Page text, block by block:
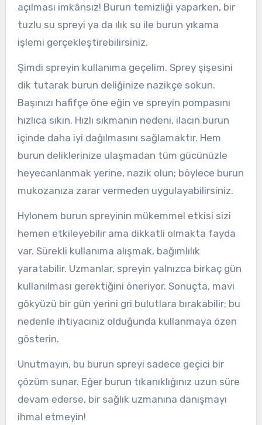
açılması imkânsız! Burun temizliği yaparken, bir
tuzlu su spreyi ya da ılık su ile burun yıkama
işlemi gerçekleştirebilirsiniz.
Şimdi spreyin kullanıma geçelim. Sprey şişesini
dik tutarak burun deliğinize nazikçe sokun.
Başınızı hafifçe öne eğin ve spreyin pompasını
hızlıca sıkın. Hızlı sıkmanın nedeni, ilacın burun
içinde daha iyi dağılmasını sağlamaktır. Hem
burun deliklerinize ulaşmadan tüm gücünüzle
heyecanlanmak yerine, nazik olun; böylece burun
mukozanıza zarar vermeden uygulayabilirsiniz.
Hylonem burun spreyinin mükemmel etkisi sizi
hemen etkileyebilir ama dikkatli olmakta fayda
var. Sürekli kullanıma alışmak, bağımlılık
yaratabilir. Uzmanlar, spreyin yalnızca birkaç gün
kullanılması gerektiğini öneriyor. Sonuçta, mavi
gökyüzü bir gün yerini gri bulutlara bırakabilir; bu
nedenle ihtiyacınız olduğunda kullanmaya özen
gösterin.
Unutmayın, bu burun spreyi sadece geçici bir
çözüm sunar. Eğer burun tıkanıklığınız uzun süre
devam ederse, bir sağlık uzmanına danışmayı
ihmal etmeyin!